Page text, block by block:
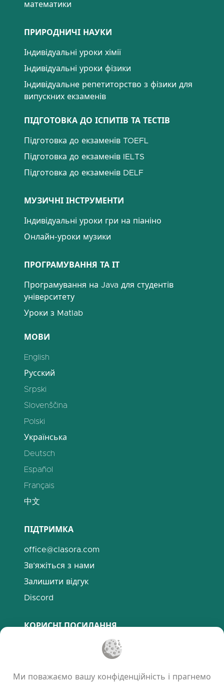
математики
ПРИРОДНИЧІ НАУКИ
Індивідуальні уроки хімії
Індивідуальні уроки фізики
Індивідуальне репетиторство з фізики для
випускних екзаменів
ПІДГОТОВКА ДО ІСПИТІВ ТА ТЕСТІВ
Підготовка до екзаменів TOEFL
Підготовка до екзаменів IELTS
Підготовка до екзаменів DELF
МУЗИЧНІ ІНСТРУМЕНТИ
Індивідуальні уроки гри на піаніно
Онлайн-уроки музики
ПРОГРАМУВАННЯ ТА ІТ
Програмування на Java для студентів
університету
Уроки з Matlab
МОВИ
English
Русский
Srpski
Slovenščina
Polski
Українська
Deutsch
Español
Français
中文
ПІДТРИМКА
office@clasora.com
Зв’яжіться з нами
Залишити відгук
Discord
КОРИСНІ ПОСИЛАННЯ
Поширені запитання
Політика використання файлів cookie
Ми поважаємо вашу конфіденційність і прагнемо